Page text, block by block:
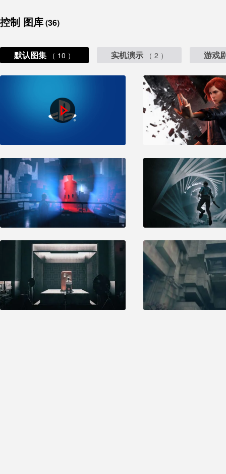
控制 图库(36)
默认图集 （ 10 ） 实机演示 （ 2 ） 游戏